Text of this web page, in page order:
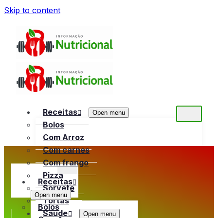
Skip to content
Receitas Open menu
Bolos
Com Arroz
Com carnes
Com frango
Pizza
Sorvete
Tortas
Saúde
Open menu
Receitas
Open menu
Bolos